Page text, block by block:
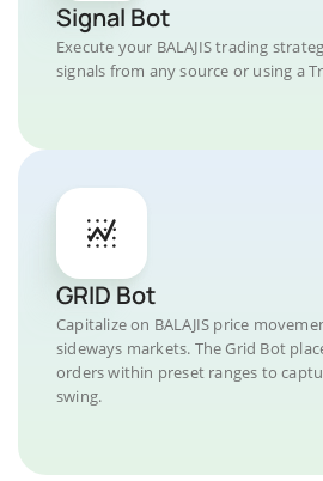
Signal Bot
Execute your BALAJIS trading
signals from any source or using a
GRID Bot
Capitalize on BALAJIS price
sideways markets. The Grid Bot
orders within preset ranges to
swing.